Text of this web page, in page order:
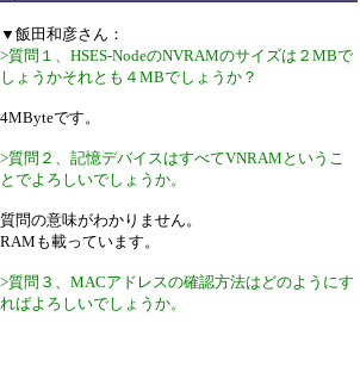
▼飯田和彦さん：
>質問１、HSES-NodeのNVRAMのサイズは２MBで
しょうかそれとも４MBでしょうか？
4MByteです。
>質問２、記憶デバイスはすべてVNRAMというこ
とでよろしいでしょうか。
質問の意味がわかりません。
RAMも載っています。
>質問３、MACアドレスの確認方法はどのようにす
ればよろしいでしょうか。